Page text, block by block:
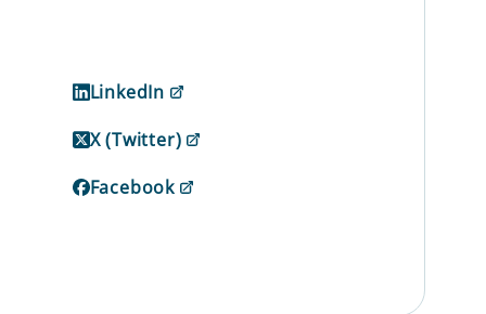
LinkedIn
X (Twitter)
Facebook